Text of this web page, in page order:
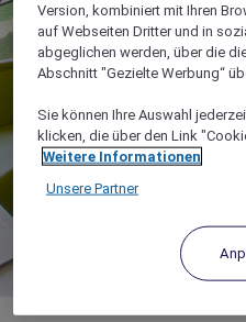
Version, kombiniert mit Ihren
auf Webseiten Dritter und in
abgeglichen werden, über die
Abschnitt "Gezielte Werbung“
Sie können Ihre Auswahl
klicken, die über den Link
Weitere Informationen
Unsere Partner